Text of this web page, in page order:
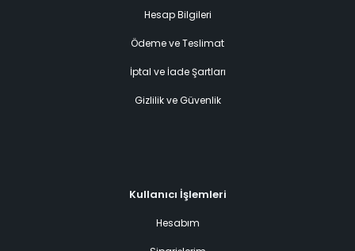
Hesap Bilgileri
Ödeme ve Teslimat
İptal ve İade Şartları
Gizlilik ve Güvenlik
Kullanıcı İşlemleri
Hesabım